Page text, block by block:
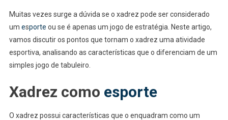
Um
Esporte?
Muitas vezes surge a dúvida se o xadrez pode ser considerado
um esporte ou se é apenas um jogo de estratégia. Neste artigo,
vamos discutir os pontos que tornam o xadrez uma atividade
esportiva, analisando as características que o diferenciam de um
simples jogo de tabuleiro.
Xadrez como esporte
O xadrez possui características que o enquadram como um